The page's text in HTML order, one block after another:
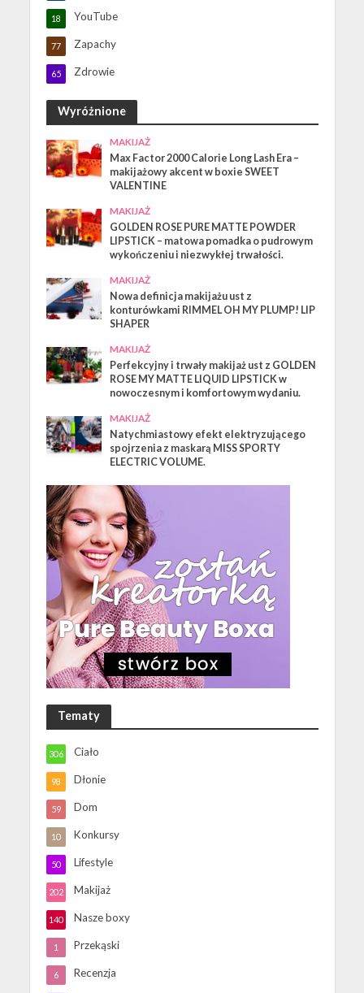
YouTube
18
Zapachy
77
Zdrowie
65
Wyróżnione
MAKIJAŻ
Max Factor 2000 Calorie Long Lash Era –
makijażowy akcent w boxie SWEET
VALENTINE
MAKIJAŻ
GOLDEN ROSE PURE MATTE POWDER
LIPSTICK – matowa pomadka o pudrowym
wykończeniu i niezwykłej trwałości.
MAKIJAŻ
Nowa definicja makijażu ust z
konturówkami RIMMEL OH MY PLUMP! LIP
SHAPER
MAKIJAŻ
Perfekcyjny i trwały makijaż ust z GOLDEN
ROSE MY MATTE LIQUID LIPSTICK w
nowoczesnym i komfortowym wydaniu.
MAKIJAŻ
Natychmiastowy efekt elektryzującego
spojrzenia z maskarą MISS SPORTY
ELECTRIC VOLUME.
Tematy
Ciało
306
Dłonie
98
Dom
59
Konkursy
10
Lifestyle
50
Makijaż
202
Nasze boxy
140
Przekąski
1
Recenzja
6